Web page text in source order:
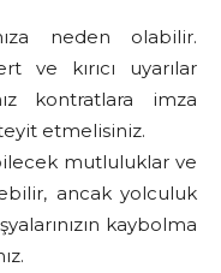
neden olabilir.
ve kırıcı uyarılar
kontratlara imza
etmelisiniz.
mutluluklar ve
ancak yolculuk
kaybolma